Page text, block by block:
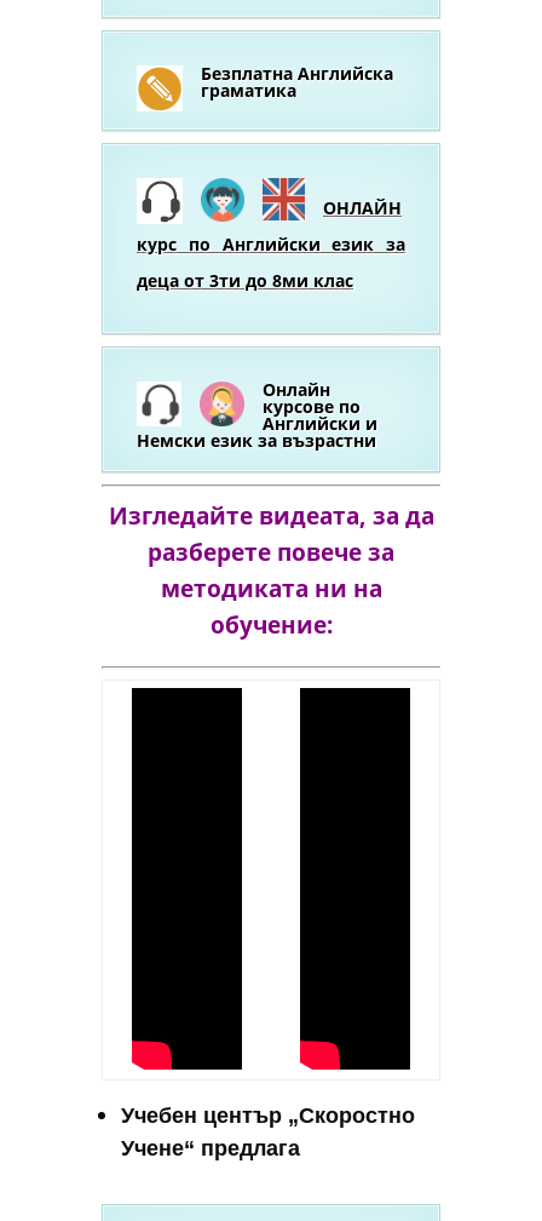
Безплатна Английска
граматика
ОНЛАЙН
курс по Английски език за
деца от 3ти до 8ми клас
Онлайн
курсове по
Английски и
Немски език за възрастни
Изгледайте видеата, за да
разберете повече за
методиката ни на
обучение:
Учебен център „Скоростно
Учене“ предлага